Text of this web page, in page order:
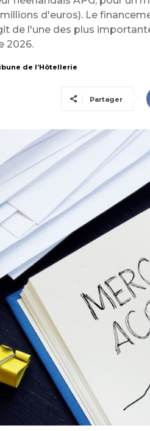
d'euros). Le
de l'une des plus
2026.
de l’Hôtellerie
Partager